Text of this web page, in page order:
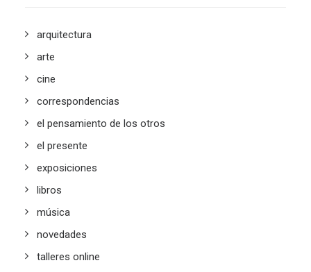
arquitectura
arte
cine
correspondencias
el pensamiento de los otros
el presente
exposiciones
libros
música
novedades
talleres online